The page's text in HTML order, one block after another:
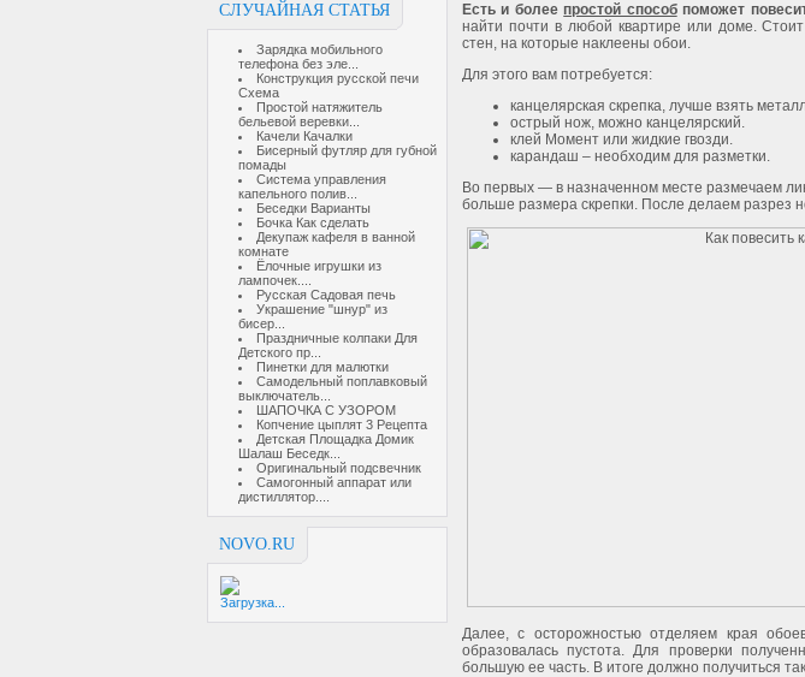
СЛУЧАЙНАЯ СТАТЬЯ
Зарядка мобильного
телефона без эле...
Конструкция русской печи
Схема
Простой натяжитель
бельевой веревки...
Качели Качалки
Бисерный футляр для губной
помады
Система управления
капельного полив...
Беседки Варианты
Бочка Как сделать
Декупаж кафеля в ванной
комнате
Ёлочные игрушки из
лампочек....
Русская Садовая печь
Украшение "шнур" из
бисер...
Праздничные колпаки Для
Детского пр...
Пинетки для малютки
Самодельный поплавковый
выключатель...
ШАПОЧКА С УЗОРОМ
Копчение цыплят 3 Рецепта
Детская Площадка Домик
Шалаш Беседк...
Оригинальный подсвечник
Самогонный аппарат или
дистиллятор....
NOVO.RU
Загрузка...
Есть и болеепростой способпоможет
найти почти в любой квартире или доме.
стен, на которые наклеены обои.
Для этого вам потребуется:
канцелярская скрепка, лучше взять
острый нож, можно канцелярский.
клей Момент или жидкие гвозди.
карандаш – необходим для разметки.
Во первых — в назначенном месте размечаем
больше размера скрепки. После делаем разрез
Далее, с осторожностью отделяем края
образовалась пустота. Для проверки
большую ее часть. В итоге должно получиться